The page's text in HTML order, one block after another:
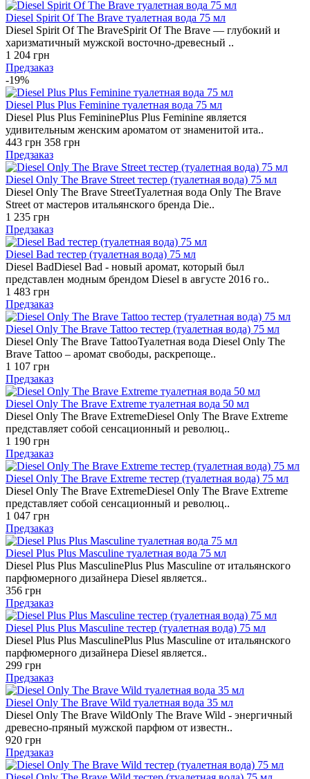
Diesel Spirit Of The Brave туалетная вода 75 мл
Diesel Spirit Of The BraveSpirit Of The Brave — глубокий и
харизматичный мужской восточно-древесный ..
1 204 грн
Предзаказ
-19%
Diesel Plus Plus Feminine туалетная вода 75 мл
Diesel Plus Plus FemininePlus Plus Feminine является
удивительным женским ароматом от знаменитой ита..
443 грн 358 грн
Предзаказ
Diesel Only The Brave Street тестер (туалетная вода) 75 мл
Diesel Only The Brave StreetТуалетная вода Only The Brave
Street от мастеров итальянского бренда Die..
1 235 грн
Предзаказ
Diesel Bad тестер (туалетная вода) 75 мл
Diesel BadDiesel Bad - новый аромат, который был
представлен модным брендом Diesel в августе 2016 го..
1 483 грн
Предзаказ
Diesel Only The Brave Tattoo тестер (туалетная вода) 75 мл
Diesel Only The Brave TattooТуалетная вода Diesel Only The
Brave Tattoo – аромат свободы, раскрепоще..
1 107 грн
Предзаказ
Diesel Only The Brave Extreme туалетная вода 50 мл
Diesel Only The Brave ExtremeDiesel Only The Brave Extreme
представляет собой сенсационный и революц..
1 190 грн
Предзаказ
Diesel Only The Brave Extreme тестер (туалетная вода) 75 мл
Diesel Only The Brave ExtremeDiesel Only The Brave Extreme
представляет собой сенсационный и революц..
1 047 грн
Предзаказ
Diesel Plus Plus Masculine туалетная вода 75 мл
Diesel Plus Plus MasculinePlus Plus Masculine от итальянского
парфюмерного дизайнера Diesel является..
356 грн
Предзаказ
Diesel Plus Plus Masculine тестер (туалетная вода) 75 мл
Diesel Plus Plus MasculinePlus Plus Masculine от итальянского
парфюмерного дизайнера Diesel является..
299 грн
Предзаказ
Diesel Only The Brave Wild туалетная вода 35 мл
Diesel Only The Brave WildOnly The Brave Wild - энергичный
древесно-пряный мужской парфюм от известн..
920 грн
Предзаказ